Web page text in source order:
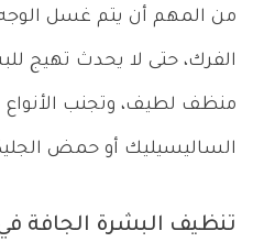
من المهم أن يتم غسل
الفرك، حتى لا يحدث تهيج
منظف لطيف، وتجنب
الساليسيليك أو حمض
تنظيف البشرة الجافة